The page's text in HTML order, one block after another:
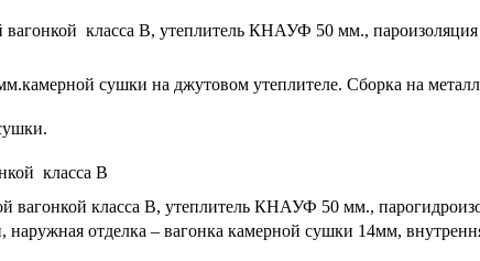
вагонкой класса В, утеплитель КНАУФ 50 мм.,
сушки на джутовом утеплителе. Сборка на
класса В
вагонкой класса В, утеплитель КНАУФ 50 мм.,
отделка – вагонка камерной сушки 14мм,